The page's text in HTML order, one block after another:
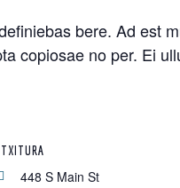
bere. Ad est
copiosae no per. Ei
448 S Main St